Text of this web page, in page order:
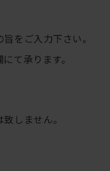
をご入力下さい。
て承ります。
しません。